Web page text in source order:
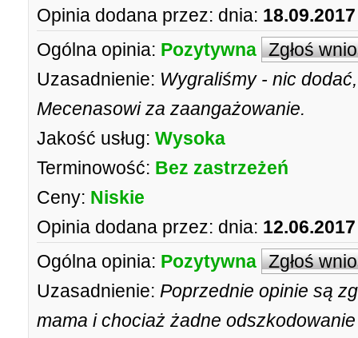
Opinia dodana przez: dnia:
Ogólna opinia: Pozytywna Zgłoś
Uzasadnienie: Wygraliśmy - nic
Mecenasowi za zaangażowanie.
Jakość usług: Wysoka
Terminowość: Bez zastrzeżeń
Ceny: Niskie
Opinia dodana przez: dnia:
Ogólna opinia: Pozytywna Zgłoś
Uzasadnienie: Poprzednie opinie są
mama i chociaż żadne